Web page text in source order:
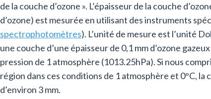
de la couche d’ozone ». L’épaisseur de la couche
d’ozone) est mesurée en utilisant des instruments
spectrophotomètres). L’unité de mesure est l’unité
une couche d’une épaisseur de 0,1 mm d’ozone
pression de 1 atmosphère (1013.25hPa). Si nous
région dans ces conditions de 1 atmosphère et 0°C, la
d’environ 3 mm.